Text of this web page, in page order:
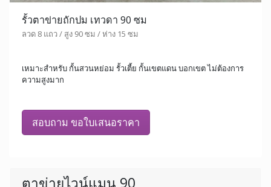
รั้วตาข่ายถักปม เทวดา 90 ซม
ลวด 8 แถว / สูง 90 ซม / ห่าง 15 ซม
เหมาะสำหรับ กั้นสวนหย่อม รั้วเตี้ย กั้นเขตแดน บอกเขต ไม่ต้องการ
ความสูงมาก
สอบถาม ขอใบเสนอราคา
ตาข่ายไวน์แมน 90